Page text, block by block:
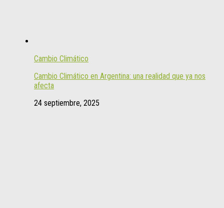
Cambio Climático
Cambio Climático en Argentina: una realidad que ya nos
afecta
24 septiembre, 2025